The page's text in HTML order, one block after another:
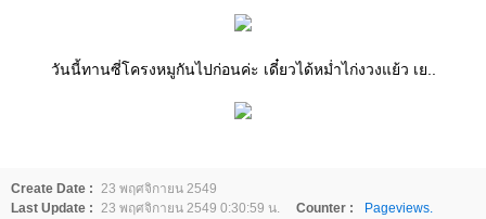
วันนี้ทานซี่โครงหมูกันไปก่อนค่ะ เดี๋ยวได้หม่ำไก่งวงแย้ว เย..
Create Date : 23 พฤศจิกายน 2549
Last Update : 23 พฤศจิกายน 2549 0:30:59 น. Counter :
Pageviews.